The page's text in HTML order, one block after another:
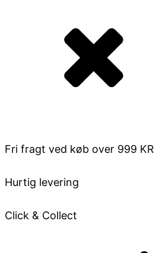
Fri fragt ved køb over 999 KR
Hurtig levering
Click & Collect